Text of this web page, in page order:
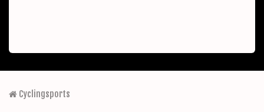
Cyclingsports